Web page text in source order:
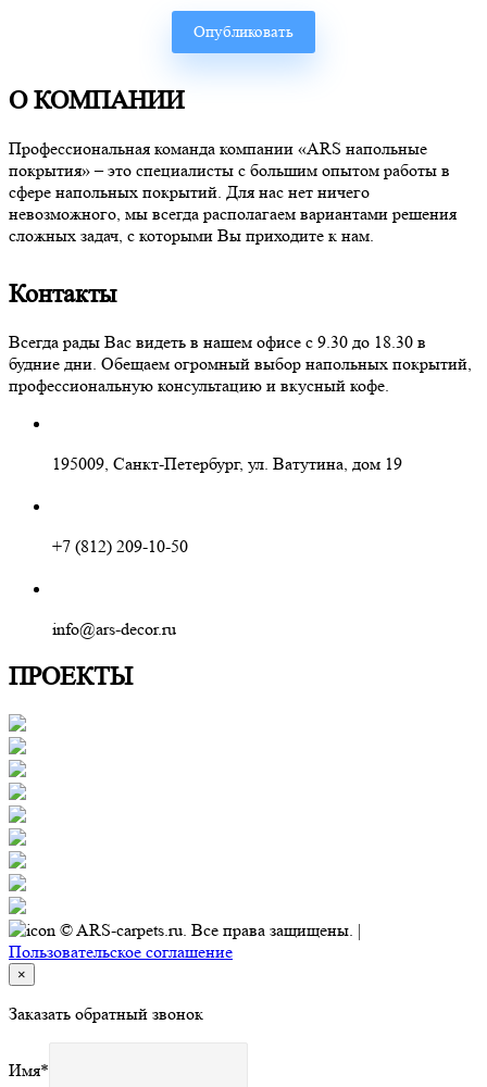
О КОМПАНИИ
Профессиональная команда компании «ARS напольные
покрытия» – это специалисты с большим опытом работы в
сфере напольных покрытий. Для нас нет ничего
невозможного, мы всегда располагаем вариантами решения
сложных задач, с которыми Вы приходите к нам.
Контакты
Всегда рады Вас видеть в нашем офисе с 9.30 до 18.30 в
будние дни. Обещаем огромный выбор напольных покрытий,
профессиональную консультацию и вкусный кофе.
195009, Санкт-Петербург, ул. Ватутина, дом 19
+7 (812) 209-10-50
info@ars-decor.ru
ПРОЕКТЫ
© ARS-carpets.ru. Все права защищены. |
Пользовательское соглашение
×
Заказать обратный звонок
Имя*